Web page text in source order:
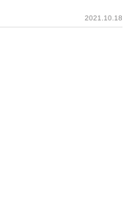
2021.10.18